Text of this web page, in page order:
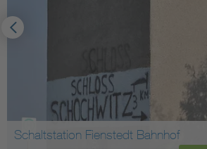
Schaltstation Fienstedt Bahnhof